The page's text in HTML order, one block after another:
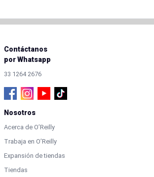
Contáctanos
por Whatsapp
33 1264 2676
Nosotros
Acerca de O’Reilly
Trabaja en O’Reilly
Expansión de tiendas
Tiendas